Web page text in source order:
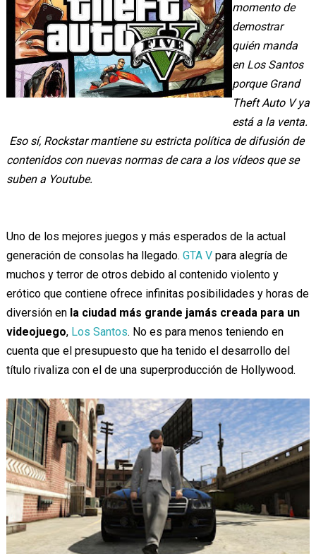
momento de
demostrar
quién manda
en Los Santos
porque Grand
Theft Auto V ya
está a la venta.
Eso sí, Rockstar mantiene su estricta política de difusión de
contenidos con nuevas normas de cara a los vídeos que se
suben a Youtube.
Uno de los mejores juegos y más esperados de la actual
generación de consolas ha llegado. GTA Vpara alegría de
muchos y terror de otros debido al contenido violento y
erótico que contiene ofrece infinitas posibilidades y horas de
diversión en la ciudad más grande jamás creada para un
videojuego, Los Santos. No es para menos teniendo en
cuenta que el presupuesto que ha tenido el desarrollo del
título rivaliza con el de una superproducción de Hollywood.